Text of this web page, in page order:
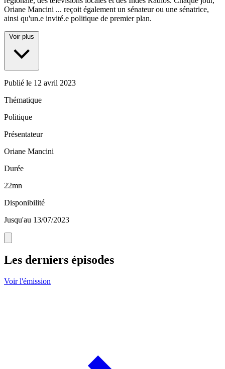
Oriane Mancini ... reçoit également un sénateur ou une sénatrice,
ainsi qu'un.e invité.e politique de premier plan.
Voir plus
Publié le 12 avril 2023
Thématique
Politique
Présentateur
Oriane Mancini
Durée
22mn
Disponibilité
Jusqu'au 13/07/2023
Les derniers épisodes
Voir l'émission